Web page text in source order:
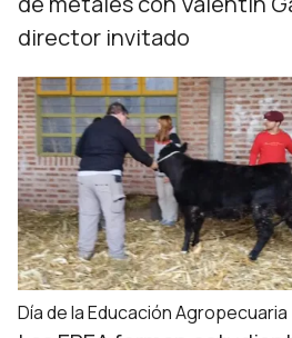
director invitado
Día de la Educación Agropecuaria